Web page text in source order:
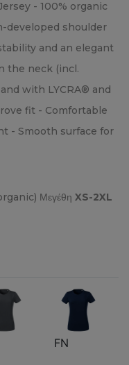
- 100% organic
developed shoulder
and an elegant
the neck (incl.
with LYCRA® and
fit - Comfortable
- Smooth surface for
Μεγέθη XS-2XL
FN